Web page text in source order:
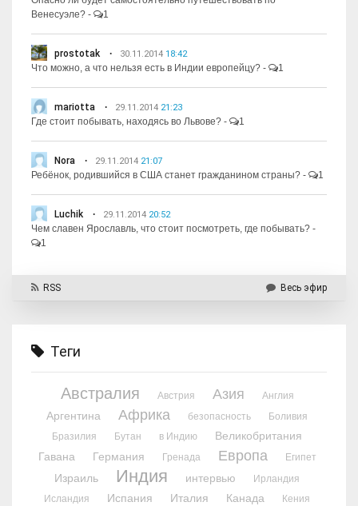
Венесуэле? - 1
prostotak 30.11.2014 18:42
Что можно, а что нельзя есть в Индии европейцу? - 1
mariotta 29.11.2014 21:23
Где стоит побывать, находясь во Львове? - 1
Nora 29.11.2014 21:07
Ребёнок, родившийся в США станет гражданином страны? - 1
Luchik 29.11.2014 20:52
Чем славен Ярославль, что стоит посмотреть, где побывать? -
1
RSS Весь эфир
Теги
Австралия Австрия Азия Англия
Аргентина Африка безопасность
Боливия
Бразилия
Бутан в Индию
Великобритания
Гавана
Германия Гренада Европа Египет
Израиль Индия интервью
Ирландия
Исландия
Испания Италия Канада Кения